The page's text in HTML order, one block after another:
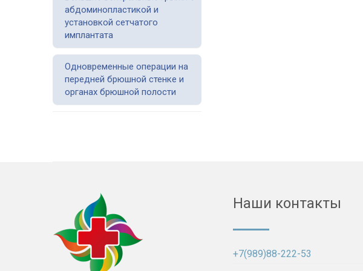
абдоминопластикой и
установкой сетчатого
имплантата
Одновременные операции на
передней брюшной стенке и
органах брюшной полости
Наши контакты
+7(989)88-222-53